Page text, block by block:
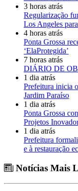
3 horas atrás
Regularização
Los Angeles
4 horas atrás
Ponta Grossa
‘ElaProtegida’
7 horas atrás
DIÁRIO DE
1 dia atrás
Prefeitura inicia
Jardim Paraíso
1 dia atrás
Ponta Grossa
Projetos
1 dia atrás
Prefeitura
e à restauração
Notícias Mais